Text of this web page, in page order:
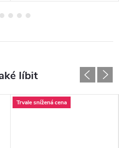
Trvale snížená cena